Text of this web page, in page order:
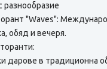
разнообразие
"Waves":
обяд и вечеря.
дарове в традиционна